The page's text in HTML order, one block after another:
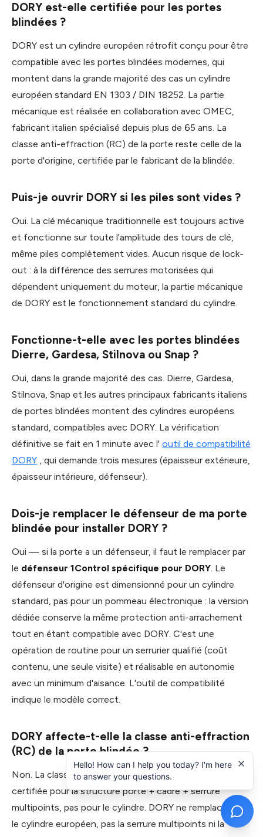
DORY est-elle certifiée pour les portes
blindées ?
DORY est un cylindre européen rétrofit conçu pour être
compatible avec les portes blindées modernes, qui
montent dans la grande majorité des cas un cylindre
européen standard EN 1303 / DIN 18252. La partie
mécanique est réalisée en collaboration avec OMEC,
fabricant italien spécialisé depuis plus de 65 ans. La
classe anti-effraction (RC) de la porte reste celle de la
porte d'origine, certifiée par le fabricant de la blindée.
Puis-je ouvrir DORY si les piles sont vides ?
Oui. La clé mécanique traditionnelle est toujours active
et fonctionne sur toute l'amplitude des tours de clé,
même piles complètement vides. Aucun risque de lock-
out : à la différence des serrures motorisées qui
dépendent uniquement du moteur, la partie mécanique
de DORY est le fonctionnement standard du cylindre.
Fonctionne-t-elle avec les portes blindées
Dierre, Gardesa, Stilnova ou Snap ?
Oui, dans la grande majorité des cas. Dierre, Gardesa,
Stilnova, Snap et les autres principaux fabricants italiens
de portes blindées montent des cylindres européens
standard, compatibles avec DORY. La vérification
définitive se fait en 1 minute avec l' outil de compatibilité
DORY , qui demande trois mesures (épaisseur extérieure,
épaisseur intérieure, défenseur).
Dois-je remplacer le défenseur de ma porte
blindée pour installer DORY ?
Oui — si la porte a un défenseur, il faut le remplacer par
le défenseur 1Control spécifique pour DORY. Le
défenseur d'origine est dimensionné pour un cylindre
standard, pas pour un pommeau électronique : la version
dédiée conserve la même protection anti-arrachement
tout en étant compatible avec DORY. C'est une
opération de routine pour un serrurier qualifié (coût
contenu, une seule visite) et réalisable en autonomie
avec un minimum d'aisance. L'outil de compatibilité
indique le modèle correct.
DORY affecte-t-elle la classe anti-effraction
(RC) de la porte blindée ?
Non. La classe anti-effraction d'une porte blindée est
certifiée pour la structure porte + cadre + serrure
multipoints, pas pour le cylindre. DORY ne remplace que
le cylindre européen, pas la serrure multipoints ni la
Hello! How can I help you today? I'm here
to answer your questions.